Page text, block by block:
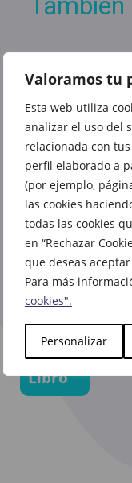
Valoramos tu
Esta web utiliza
analizar el uso del
relacionada con
perfil elaborado a
(por ejemplo,
las cookies
todas las cookies
en “Rechazar
que deseas
Para más
cookies".
Personalizar
El libro
del
que
todo el
mundo
habla
ya te
espera
en La
Casa
del
Libro